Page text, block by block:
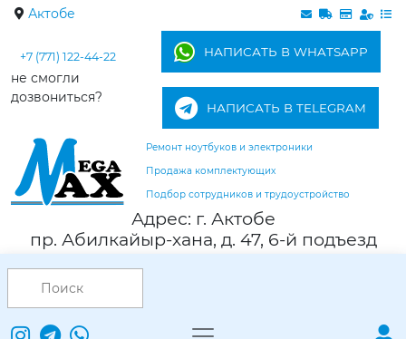
Актобе
+7 (771) 122-44-22
не смогли
дозвониться?
НАПИСАТЬ В WHATSAPP
НАПИСАТЬ В TELEGRAM
Ремонт ноутбуков и электроники
Продажа комплектующих
Подбор сотрудников и трудоустройство
Адрес: г. Актобе
пр. Абилкайыр-хана, д. 47, 6-й подъезд